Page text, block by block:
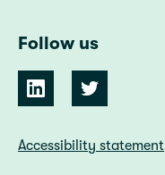
Follow us
Accessibility statement